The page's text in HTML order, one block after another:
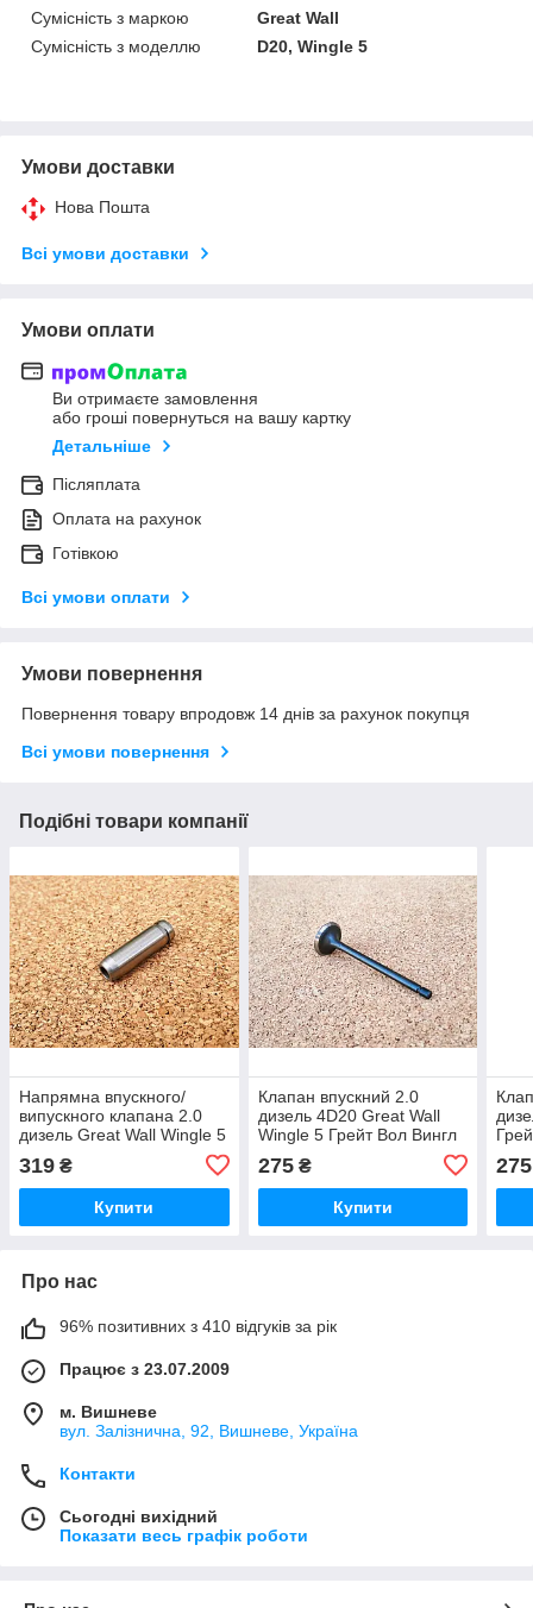
Сумісність з маркою
Great Wall
Сумісність з моделлю
D20, Wingle 5
Умови доставки
Нова Пошта
Всі умови доставки
Умови оплати
Ви отримаєте замовлення
або гроші повернуться на вашу картку
Детальніше
Післяплата
Оплата на рахунок
Готівкою
Всі умови оплати
Умови повернення
Повернення товару впродовж 14 днів за рахунок покупця
Всі умови повернення
Подібні товари компанії
Напрямна впускного/
випускного клапана 2.0
дизель Great Wall Wingle 5
319 ₴
Купити
Клапан впускний 2.0
дизель 4D20 Great Wall
Wingle 5 Грейт Вол Вингл
275₴
Купити
275
Про нас
96% позитивних з 410 відгуків за рік
Працює з 23.07.2009
м. Вишневе
вул. Залізнична, 92, Вишневе, Україна
Контакти
Сьогодні вихідний
Показати весь графік роботи